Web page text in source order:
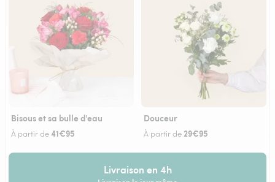
Bisous et sa bulle d'eau
À partir de41€95
Douceur
À partir de 29€95
Livraison en 4h